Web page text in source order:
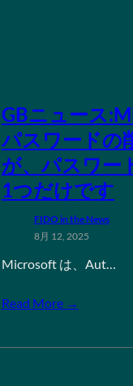
GBニュース
パスワードの
が、パスワー
1つだけです
FIDO in the News
8月 12, 2025
Microsoft は、Aut…
Read More →